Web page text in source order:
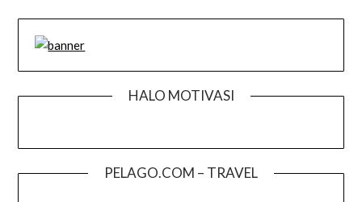
HALO MOTIVASI
PELAGO.COM – TRAVEL